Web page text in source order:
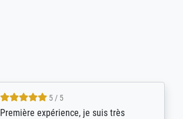
4.8 / 5
Qualité absolument irréprochable.